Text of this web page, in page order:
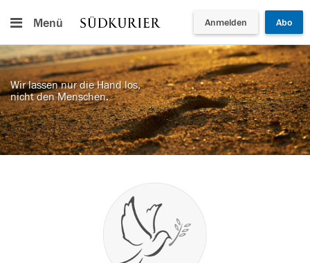
Menü Anmelden Abo
Wir lassen nur die Hand los,
nicht den Menschen.